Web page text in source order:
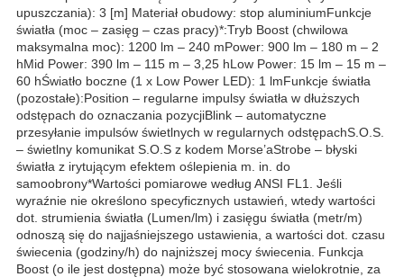
upuszczania): 3 [m] Materiał obudowy: stop aluminiumFunkcje
światła (moc – zasięg – czas pracy)*:Tryb Boost (chwilowa
maksymalna moc): 1200 lm – 240 mPower: 900 lm – 180 m – 2
hMid Power: 390 lm – 115 m – 3,25 hLow Power: 15 lm – 15 m –
60 hŚwiatło boczne (1 x Low Power LED): 1 lmFunkcje światła
(pozostałe):Position – regularne impulsy światła w dłuższych
odstępach do oznaczania pozycjiBlink – automatyczne
przesyłanie impulsów świetlnych w regularnych odstępachS.O.S.
– świetlny komunikat S.O.S z kodem Morse’aStrobe – błyski
światła z irytującym efektem oślepienia m. in. do
samoobrony*Wartości pomiarowe według ANSI FL1. Jeśli
wyraźnie nie określono specyficznych ustawień, wtedy wartości
dot. strumienia światła (Lumen/lm) i zasięgu światła (metr/m)
odnoszą się do najjaśniejszego ustawienia, a wartości dot. czasu
świecenia (godziny/h) do najniższej mocy świecenia. Funkcja
Boost (o ile jest dostępna) może być stosowana wielokrotnie, za